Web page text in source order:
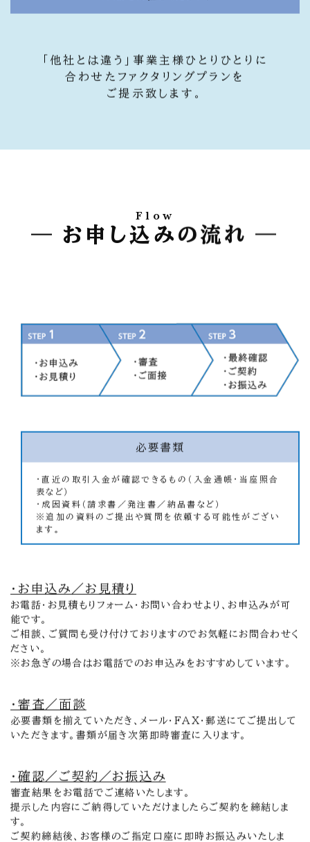
「他社とは違う」事業主様ひとりひとりに
合わせたファクタリングプランを
ご提示致します。
Flow
お申し込みの流れ
必要書類
・直近の取引入金が確認できるもの（入金通帳・当座照合
表など）
・成因資料（請求書／発注書／納品書など）
※追加の資料のご提出や質問を依頼する可能性がござい
ます。
・お申込み／お見積り
お電話・お見積もりフォーム・お問い合わせより、お申込みが可
能です。
ご相談、ご質問も受け付けておりますのでお気軽にお問合わせく
ださい。
※お急ぎの場合はお電話でのお申込みをおすすめしています。
・審査／面談
必要書類を揃えていただき、メール・FAX・郵送にてご提出して
いただきます。書類が届き次第即時審査に入ります。
・確認／ご契約／お振込み
審査結果をお電話でご連絡いたします。
提示した内容にご納得していただけましたらご契約を締結しま
す。
ご契約締結後、お客様のご指定口座に即時お振込みいたしま